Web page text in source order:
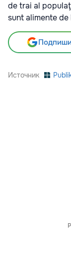
de trai al
sunt alimente de
Источник